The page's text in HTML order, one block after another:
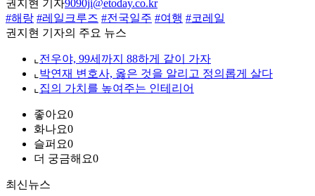
권지현 기자9090ji@etoday.co.kr
#해랑 #레일크루즈 #전국일주 #여행 #코레일
권지현 기자의 주요 뉴스
⌞ 전우야, 99세까지 88하게 같이 가자
⌞ 박연재 변호사, 옳은 것을 알리고 정의롭게 살다
⌞ 집의 가치를 높여주는 인테리어
좋아요0
화나요0
슬퍼요0
더 궁금해요0
최신뉴스